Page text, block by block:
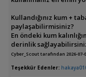
Kullandığınız kum +
paylaşabilirmisiniz?
En öndeki kum
derinlik
Cyber_Scout tarafından 2026-
Teşekkür Edenler: